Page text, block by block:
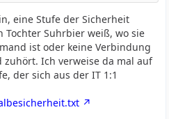
eine Stufe der Sicherheit
Tochter Suhrbier weiß, wo sie
ist oder keine Verbindung
Ich verweise da mal auf
der sich aus der IT 1:1